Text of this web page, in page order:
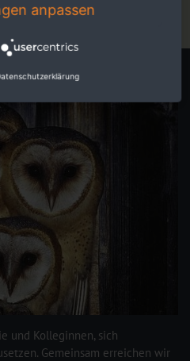
starten
und Kolleginnen, sich
Gemeinsam erreichen wir
anpassen